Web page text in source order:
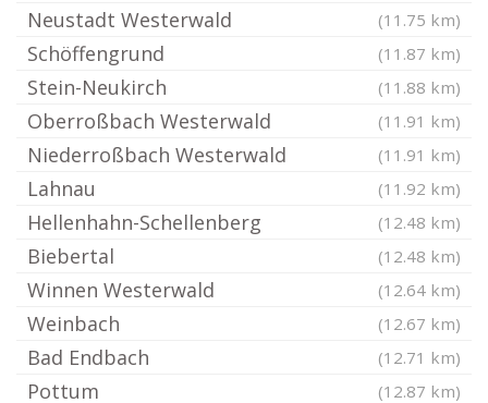
Neustadt Westerwald (11.75 km)
Schöffengrund (11.87 km)
Stein-Neukirch (11.88 km)
Oberroßbach Westerwald (11.91 km)
Niederroßbach Westerwald (11.91 km)
Lahnau (11.92 km)
Hellenhahn-Schellenberg (12.48 km)
Biebertal (12.48 km)
Winnen Westerwald (12.64 km)
Weinbach (12.67 km)
Bad Endbach (12.71 km)
Pottum (12.87 km)